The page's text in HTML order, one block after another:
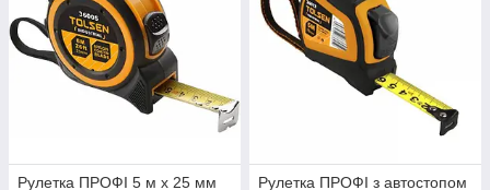
Рулетка ПРОФІ 5 м х 25 мм
Рулетка ПРОФІ з автостопом